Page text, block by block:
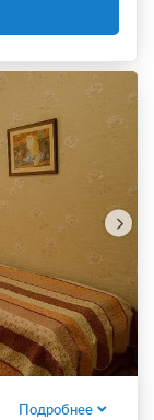
Подробнее